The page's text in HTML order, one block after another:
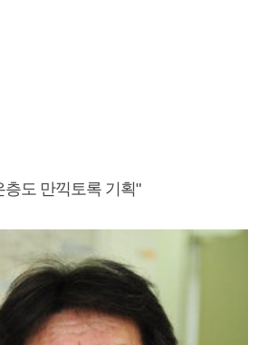
층도 만끽토록 기획"